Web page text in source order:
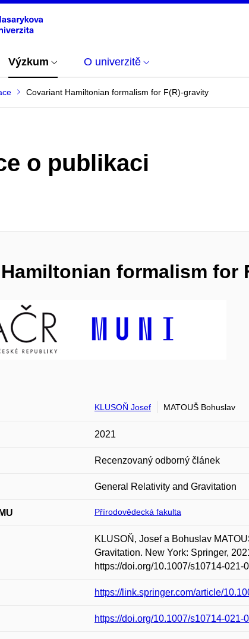
Výzkum O univerzitě
Covariant Hamiltonian formalism for F(R)-gravity
o publikaci
formalism for
KLUSOŇ Josef MATOUŠ Bohuslav
2021
Recenzovaný odborný článek
General Relativity and Gravitation
Přírodovědecká fakulta
KLUSOŇ, Josef a Bohuslav
Gravitation. New York: Springer,
https://doi.org/10.1007/s10714-021-
https://link.springer.com/article/
https://doi.org/10.1007/s10714-021-